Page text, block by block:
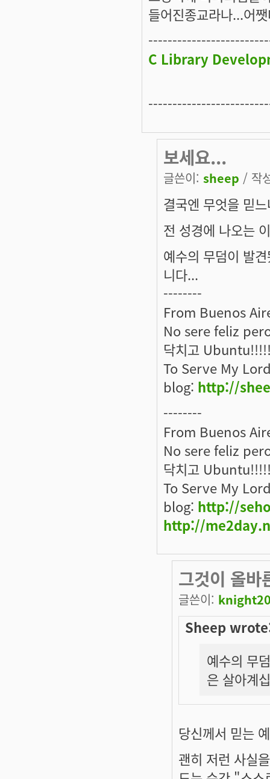
들어진종교라나...어
C Library
보세요...
글쓴이: sheep / 작
결국엔 무엇을 믿
전 성경에 나오는
예수의 무덤이 발
니다...
--------
From Buenos
No sere feliz
닥치고
To Serve My
blog: http://
--------
From Buenos
No sere feliz
닥치고
To Serve My
blog: http://
http://
그것이 올바
글쓴이:
Sheep
예수의 무
은 살아계
당신께서 믿는
괜히 저런 사실